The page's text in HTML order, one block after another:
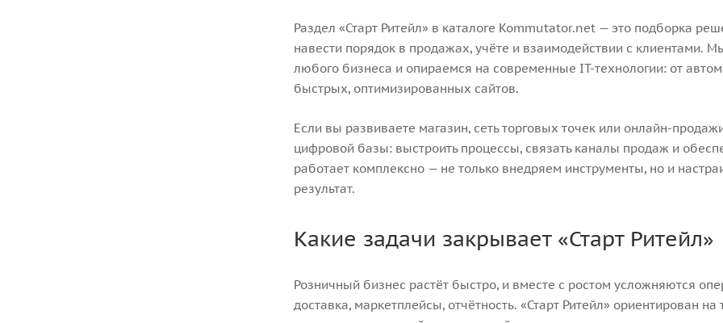
Раздел «Старт Ритейл» в каталоге Kommutator.net — это подборка
навести порядок в продажах, учёте и взаимодействии с клиентами.
любого бизнеса и опираемся на современные IT-технологии: от
быстрых, оптимизированных сайтов.
Если вы развиваете магазин, сеть торговых точек или онлайн-
цифровой базы: выстроить процессы, связать каналы продаж и
работает комплексно — не только внедряем инструменты, но и
результат.
Какие задачи закрывает «Старт Ритейл»
Розничный бизнес растёт быстро, и вместе с ростом усложняются
доставка, маркетплейсы, отчётность. «Старт Ритейл» ориентирован